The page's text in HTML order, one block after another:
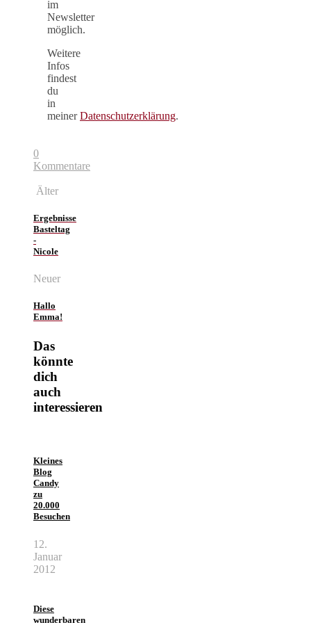
im
Newsletter
möglich.
Weitere
Infos
findest
du
in
meinerDatenschutzerklärung.
0
Kommentare
Älter
Ergebnisse
Basteltag
-
Nicole
Neuer
Hallo
Emma!
Das
könnte
dich
auch
interessieren
Kleines
Blog
Candy
zu
20.000
Besuchen
12.
Januar
2012
Diese
wunderbaren